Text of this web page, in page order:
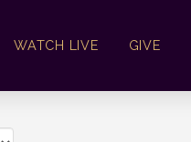
WATCH LIVE GIVE